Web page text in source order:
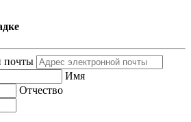
почты
Имя
Отчество